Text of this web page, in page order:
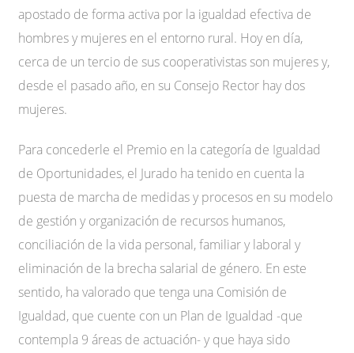
apostado de forma activa por la igualdad efectiva de
hombres y mujeres en el entorno rural. Hoy en día,
cerca de un tercio de sus cooperativistas son mujeres y,
desde el pasado año, en su Consejo Rector hay dos
mujeres.
Para concederle el Premio en la categoría de Igualdad
de Oportunidades, el Jurado ha tenido en cuenta la
puesta de marcha de medidas y procesos en su modelo
de gestión y organización de recursos humanos,
conciliación de la vida personal, familiar y laboral y
eliminación de la brecha salarial de género. En este
sentido, ha valorado que tenga una Comisión de
Igualdad, que cuente con un Plan de Igualdad -que
contempla 9 áreas de actuación- y que haya sido